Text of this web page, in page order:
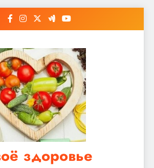
здоровье